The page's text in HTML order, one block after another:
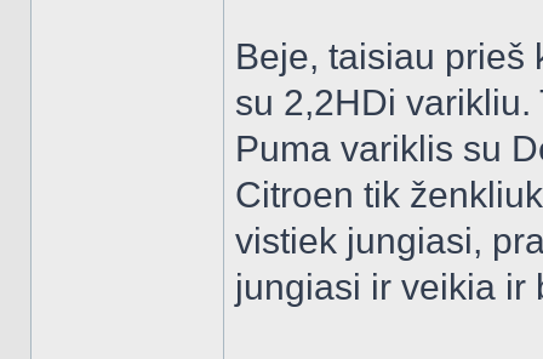
Beje, taisiau prieš
su 2,2HDi varikliu.
Puma variklis su
Citroen tik
vistiek jungiasi,
jungiasi ir veikia ir